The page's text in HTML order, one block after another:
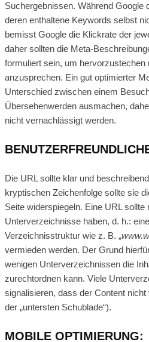
Suchergebnissen. Während Google
deren enthaltene Keywords selbst
bemisst Google die Klickrate der
daher sollten die Meta-
formuliert sein, um hervorzustechen
anzusprechen. Ein gut optimierter
Unterschied zwischen einem
Übersehenwerden ausmachen,
nicht vernachlässigt werden.
Die URL sollte klar und
kryptischen Zeichenfolge sollte sie
Seite widerspiegeln. Eine URL sollte
Unterverzeichnisse haben, d. h.:
Verzeichnisstruktur wie z. B. „
vermieden werden. Der Grund
wenigen Unterverzeichnissen die
zurechtordnen kann. Viele
signalisieren, dass der Content
der „untersten Schublade“).
MOBILE OPTIMIERUNG: